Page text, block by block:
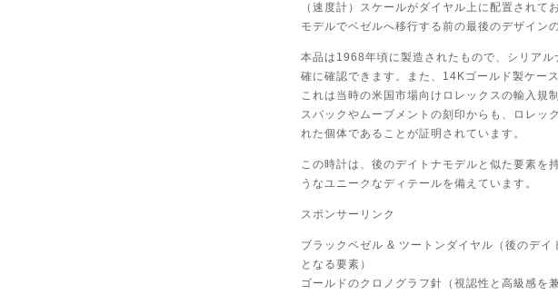
（速度計）スケールがダイヤル上に配置されて
モデルでベゼルへ移行する前の最後のデザイン
本品は1968年頃に製造されたもので、シリア
確に確認できます。また、14Kゴールド製ケー
これは当時の米国市場向けロレックスの輸入規
スバックやムーブメントの刻印からも、ロレッ
れた個体であることが証明されています。
この時計は、後のデイトナモデルと似た要素を
うなユニークなディテールを備えています。
スポンサーリンク
ブラックベゼル & ツートンダイヤル（後のデイ
となる要素）
ゴールドのクロノグラフ針（視認性と高級感を